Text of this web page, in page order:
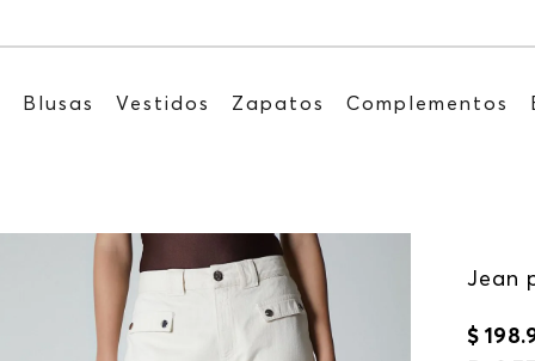
Blusas Vestidos Zapatos Complementos
Jean
$ 198.